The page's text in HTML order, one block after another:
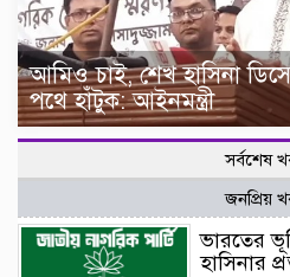
আমিও চাই, শেখ হাসিনা
পথে হাঁটুক: আইনমন্ত্রী
সর্বশেষ
জনপ্রিয়
ভারতের
হাসিনার